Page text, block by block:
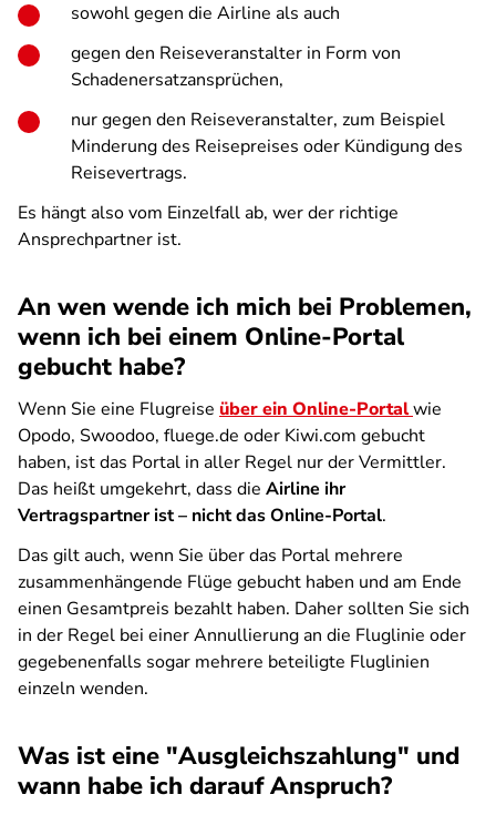
sowohl gegen die Airline als auch
gegen den Reiseveranstalter in Form von
Schadenersatzansprüchen,
nur gegen den Reiseveranstalter, zum Beispiel
Minderung des Reisepreises oder Kündigung des
Reisevertrags.
Es hängt also vom Einzelfall ab, wer der richtige
Ansprechpartner ist.
An wen wende ich mich bei Problemen,
wenn ich bei einem Online-Portal
gebucht habe?
Wenn Sie eine Flugreise über ein Online-Portalwie
Opodo, Swoodoo, fluege.de oder Kiwi.com gebucht
haben, ist das Portal in aller Regel nur der Vermittler.
Das heißt umgekehrt, dass die Airline ihr
Vertragspartner ist – nicht das Online-Portal.
Das gilt auch, wenn Sie über das Portal mehrere
zusammenhängende Flüge gebucht haben und am Ende
einen Gesamtpreis bezahlt haben. Daher sollten Sie sich
in der Regel bei einer Annullierung an die Fluglinie oder
gegebenenfalls sogar mehrere beteiligte Fluglinien
einzeln wenden.
Was ist eine "Ausgleichszahlung" und
wann habe ich darauf Anspruch?